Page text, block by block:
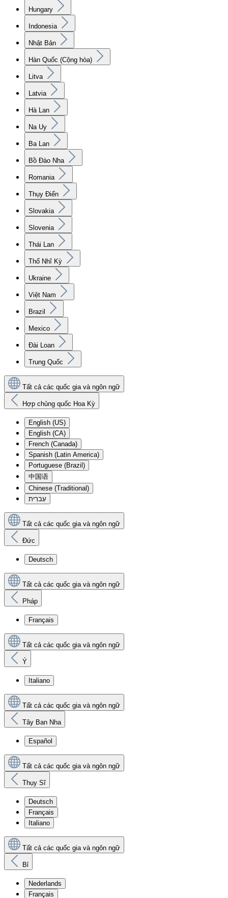
Hungary
Indonesia
Nhật Bản
Hàn Quốc (Cộng hòa)
Litva
Latvia
Hà Lan
Na Uy
Ba Lan
Bồ Đào Nha
Romania
Thụy Điển
Slovakia
Slovenia
Thái Lan
Thổ Nhĩ Kỳ
Ukraine
Việt Nam
Brazil
Mexico
Đài Loan
Trung Quốc
Tất cả các quốc gia và ngôn ngữ
Hợp chủng quốc Hoa Kỳ
English (US)
English (CA)
French (Canada)
Spanish (Latin America)
Portuguese (Brazil)
中国语
Chinese (Traditional)
עִברִית
Tất cả các quốc gia và ngôn ngữ
Đức
Deutsch
Tất cả các quốc gia và ngôn ngữ
Pháp
Français
Tất cả các quốc gia và ngôn ngữ
Ý
Italiano
Tất cả các quốc gia và ngôn ngữ
Tây Ban Nha
Español
Tất cả các quốc gia và ngôn ngữ
Thụy Sĩ
Deutsch
Français
Italiano
Tất cả các quốc gia và ngôn ngữ
Bỉ
Nederlands
Français